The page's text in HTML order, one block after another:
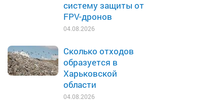
систему защиты от
FPV-дронов
04.08.2026
Сколько отходов
образуется в
Харьковской
области
04.08.2026